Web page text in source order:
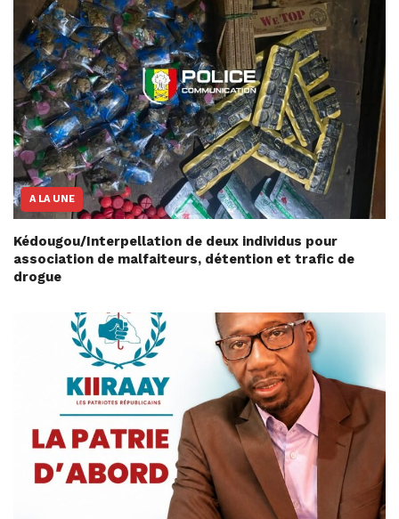
A LA UNE
Kédougou/Interpellation de deux individus pour
association de malfaiteurs, détention et trafic de
drogue